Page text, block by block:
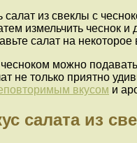
салат из свеклы с
измельчить чеснок
салат на
можно
не только приятно
вкусом и
салата из